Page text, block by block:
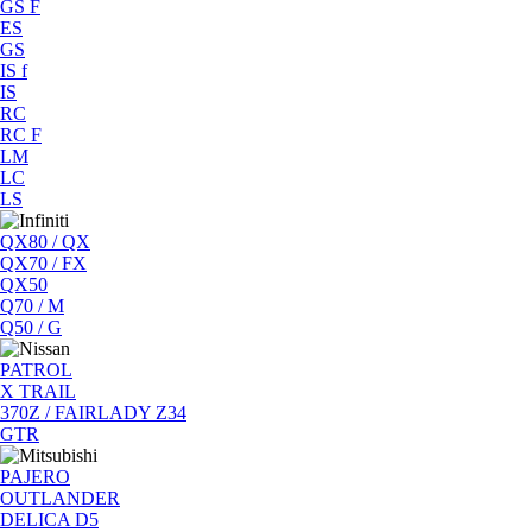
GS F
ES
GS
IS f
IS
RC
RC F
LM
LC
LS
QX80 / QX
QX70 / FX
QX50
Q70 / M
Q50 / G
PATROL
X TRAIL
370Z / FAIRLADY Z34
GTR
PAJERO
OUTLANDER
DELICA D5